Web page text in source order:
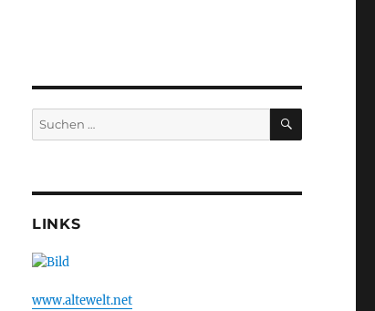
Suchen
nach:
SUCHEN
LINKS
www.altewelt.net